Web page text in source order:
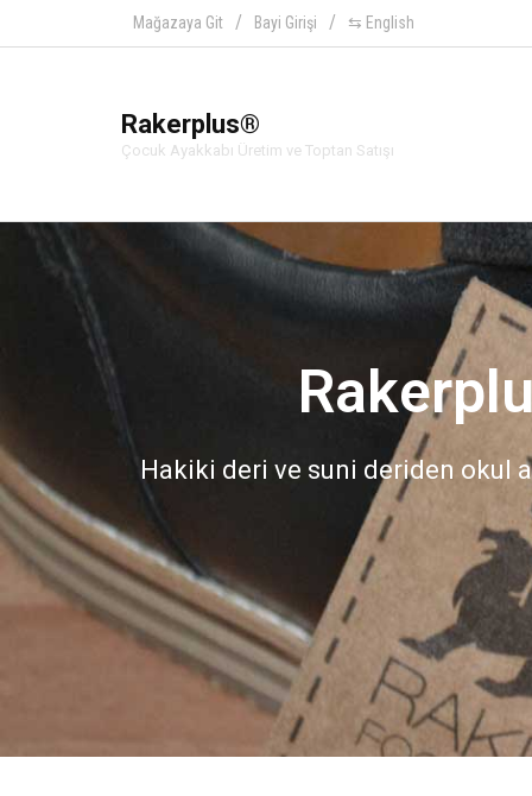
Mağazaya Git Bayi Girişi ⇆ English
Rakerplus®
Çocuk Ayakkabı Üretim ve Toptan Satışı